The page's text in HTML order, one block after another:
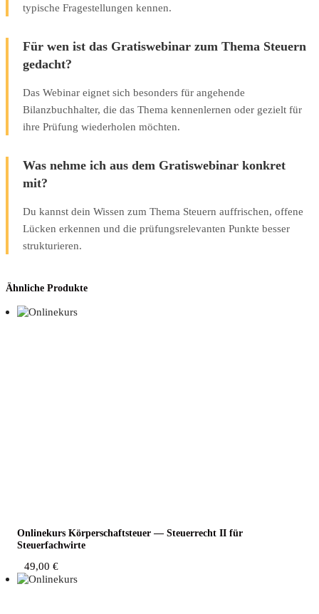
typische Fragestellungen kennen.
Für wen ist das Gratiswebinar zum Thema Steuern
gedacht?
Das Webinar eignet sich besonders für angehende
Bilanzbuchhalter, die das Thema kennenlernen oder gezielt für
ihre Prüfung wiederholen möchten.
Was nehme ich aus dem Gratiswebinar konkret
mit?
Du kannst dein Wissen zum Thema Steuern auffrischen, offene
Lücken erkennen und die prüfungsrelevanten Punkte besser
strukturieren.
Ähnliche Produkte
Online­kurs Kör­per­schaft­steu­er — Steu­er­recht II für
Steuerfachwirte
49,00 €